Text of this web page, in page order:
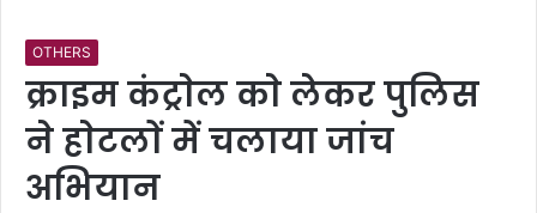
OTHERS
क्राइम कंट्राेल काे लेकर पुलिस
ने हाेटलाें में चलाया जांच
अभियान